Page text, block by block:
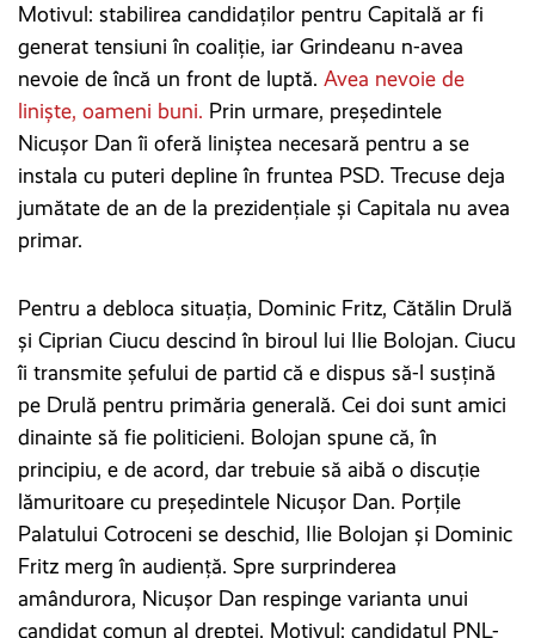
Motivul: stabilirea candidaților pentru Capitală ar fi
generat tensiuni în coaliție, iar Grindeanu n-avea
nevoie de încă un front de luptă. Avea nevoie de
liniște, oameni buni. Prin urmare, președintele
Nicușor Dan îi oferă liniștea necesară pentru a se
instala cu puteri depline în fruntea PSD. Trecuse deja
jumătate de an de la prezidențiale și Capitala nu avea
primar.
Pentru a debloca situația, Dominic Fritz, Cătălin Drulă
și Ciprian Ciucu descind în biroul lui Ilie Bolojan. Ciucu
îi transmite șefului de partid că e dispus să-l susțină
pe Drulă pentru primăria generală. Cei doi sunt amici
dinainte să fie politicieni. Bolojan spune că, în
principiu, e de acord, dar trebuie să aibă o discuție
lămuritoare cu președintele Nicușor Dan. Porțile
Palatului Cotroceni se deschid, Ilie Bolojan și Dominic
Fritz merg în audiență. Spre surprinderea
amândurora, Nicușor Dan respinge varianta unui
candidat comun al dreptei. Motivul: candidatul PNL-